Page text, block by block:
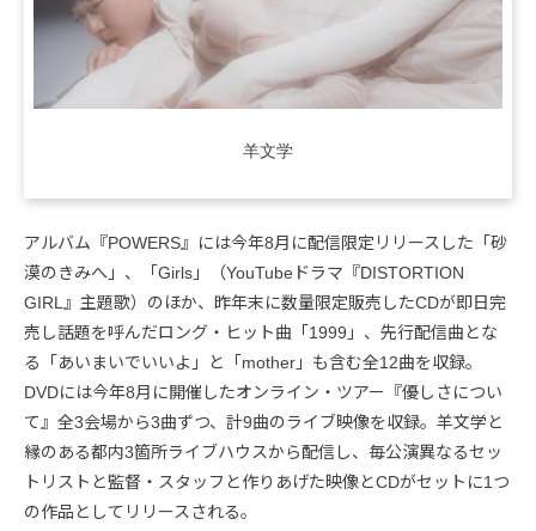
羊文学
アルバム『POWERS』には今年8月に配信限定リリースした「砂
漠のきみへ」、「Girls」（YouTubeドラマ『DISTORTION
GIRL』主題歌）のほか、昨年末に数量限定販売したCDが即日完
売し話題を呼んだロング・ヒット曲「1999」、先行配信曲とな
る「あいまいでいいよ」と「mother」も含む全12曲を収録。
DVDには今年8月に開催したオンライン・ツアー『優しさについ
て』全3会場から3曲ずつ、計9曲のライブ映像を収録。羊文学と
縁のある都内3箇所ライブハウスから配信し、毎公演異なるセッ
トリストと監督・スタッフと作りあげた映像とCDがセットに1つ
の作品としてリリースされる。